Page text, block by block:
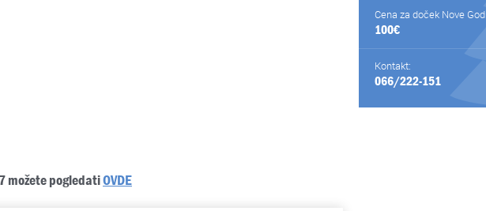
Cena za doček Nove
100€
Kontakt:
066/222-151
možete pogledatiOVDE